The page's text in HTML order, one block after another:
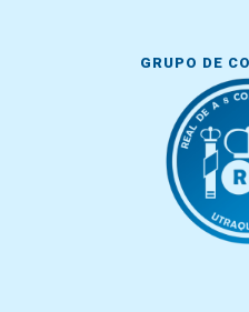
GRUPO DE